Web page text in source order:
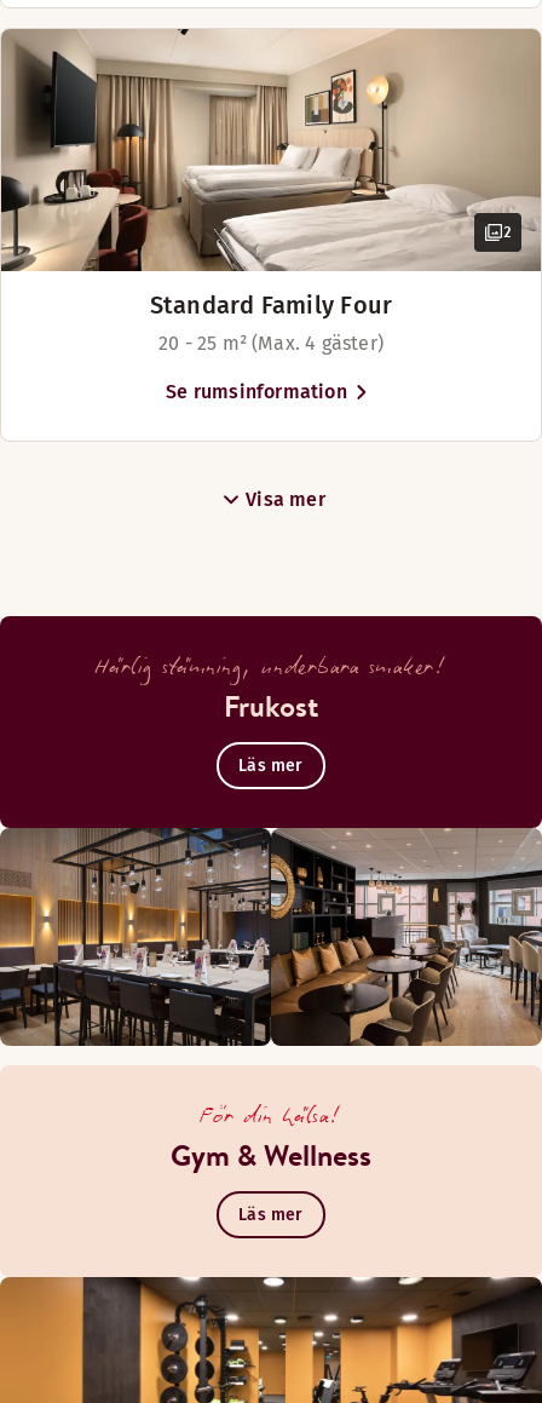
2
Standard Family Four
20 - 25 m² (Max. 4 gäster)
Se rumsinformation
Visa mer
Härlig stämning, underbara smaker!
Frukost
Läs mer
För din hälsa!
Gym & Wellness
Läs mer